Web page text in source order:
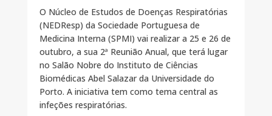
O Núcleo de Estudos de Doenças Respiratórias
(NEDResp) da Sociedade Portuguesa de
Medicina Interna (SPMI) vai realizar a 25 e 26 de
outubro, a sua 2ª Reunião Anual, que terá lugar
no Salão Nobre do Instituto de Ciências
Biomédicas Abel Salazar da Universidade do
Porto. A iniciativa tem como tema central as
infeções respiratórias.